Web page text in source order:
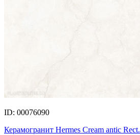
ID: 00076090
Керамогранит Hermes Cream antic Rect.